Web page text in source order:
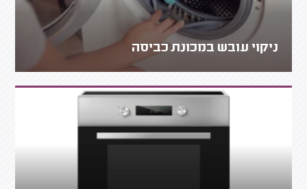
ניקוי עובש במכונת כביסה